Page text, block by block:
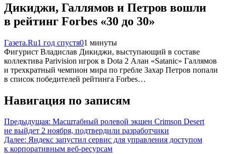
Дикиджи, Галлямов и Петров вошли
в рейтинг Forbes «30 до 30»
Газета.Ru1 год спустя01 минуты
Фигурист Владислав Дикиджи, выступающий в составе
коллектива Parivision игрок в Dota 2 Алан «Satanic» Галлямов
и трехкратный чемпион мира по гребле Захар Петров попали
в список победителей рейтинга Forbes…
Навигация по записям
Предыдущая: Масштабный ролевой экшен Crimson Desert
не выйдет 2 ноября, подтвердили разработчики
Далее: Яндекс запустил сервис для управления доступом
к корпоративным веб-ресурсам